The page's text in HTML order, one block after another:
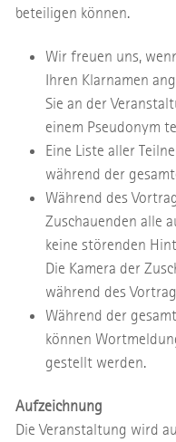
beteiligen können.
Wir freuen uns,
Ihren Klarnamen
Sie an der
einem Pseudonym
Eine Liste aller
während der
Während des
Zuschauenden alle
keine störenden
Die Kamera der
während des
Während der
können
gestellt werden.
Aufzeichnung
Die Veranstaltung wird